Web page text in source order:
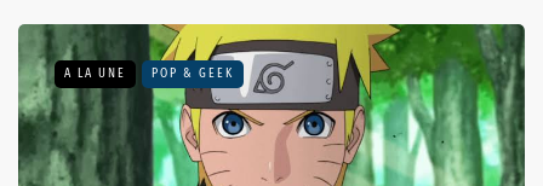
A LA UNE POP & GEEK